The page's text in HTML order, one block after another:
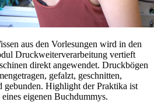
aus den Vorlesungen wird in den
Druckweiterverarbeitung vertieft
direkt angewendet. Druckbögen
gefalzt, geschnitten,
gebunden. Highlight der Praktika ist
eigenen Buchdummys.